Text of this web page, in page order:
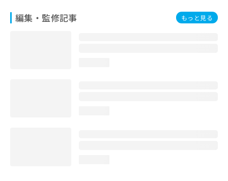
編集・監修記事 もっと見る